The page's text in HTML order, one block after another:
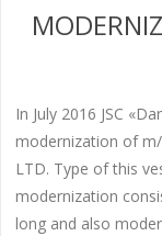
In July 2016 JSC
modernization of
LTD. Type of this
modernization
long and also